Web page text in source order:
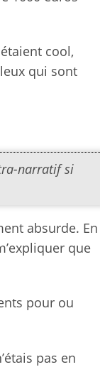
cool,
qui sont
narratif si
absurde. En
que
pour ou
pas en